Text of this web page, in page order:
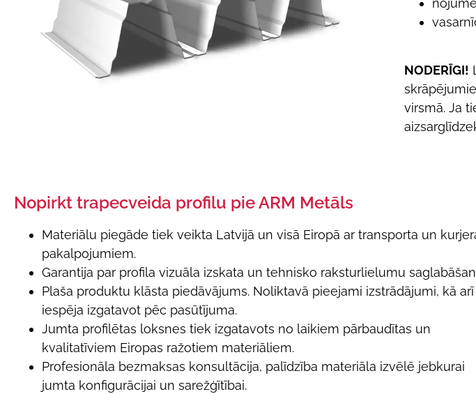
NODERĪGI!
virsmā. Ja
Nopirkt trapecveida profilu pie ARM Metāls
Materiālu piegāde tiek veikta Latvijā un visā Eiropā ar transporta un
pakalpojumiem.
Garantija par profila vizuāla izskata un tehnisko raksturlielumu
Plaša produktu klāsta piedāvājums. Noliktavā pieejami izstrādājumi, kā arī
iespēja izgatavot pēc pasūtījuma.
Jumta profilētas loksnes tiek izgatavots no laikiem pārbaudītas un
kvalitatīviem Eiropas ražotiem materiāliem.
Profesionāla bezmaksas konsultācija, palīdzība materiāla izvēlē jebkurai
jumta konfigurācijai un sarežģītībai.